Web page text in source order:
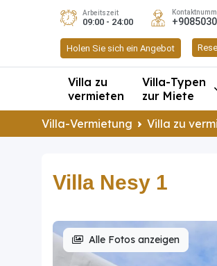
Arbeitszeit
09:00 - 24:00
Holen Sie sich ein Angebot
Villa zu
vermieten
Villa-Typen
zur Miete
Villa-Vermietung Villa zu
Villa Nesy 1
Alle Fotos anzeigen